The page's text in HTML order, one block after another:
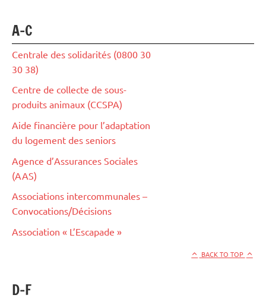
A-C
Centrale des solidarités (0800 30
30 38)
Centre de collecte de sous-
produits animaux (CCSPA)
Aide financière pour l’adaptation
du logement des seniors
Agence d’Assurances Sociales
(AAS)
Associations intercommunales –
Convocations/Décisions
Association « L’Escapade »
BACK TO TOP
D-F